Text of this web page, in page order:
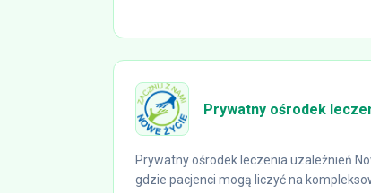
Prywatny ośrodek
Prywatny ośrodek leczenia uzależnień
gdzie pacjenci mogą liczyć na